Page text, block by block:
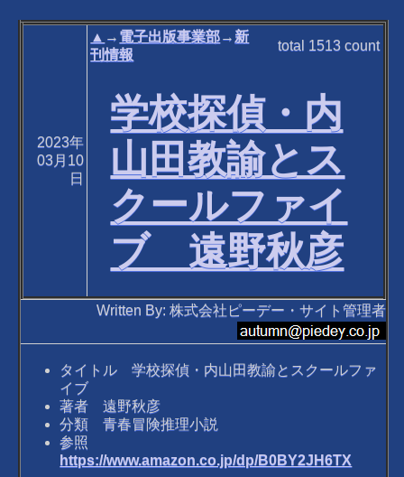
2023年
03月10
日
▲ → 電子出版事業部→ 新
刊情報
total 1513 count
学校探偵・内
山田教諭とス
クールファイ
ブ 遠野秋彦
Written By: 株式会社ピーデー・サイト管理者
タイトル 学校探偵・内山田教諭とスクールファ
イブ
著者 遠野秋彦
分類 青春冒険推理小説
参照
https://www.amazon.co.jp/dp/B0BY2JH6TX